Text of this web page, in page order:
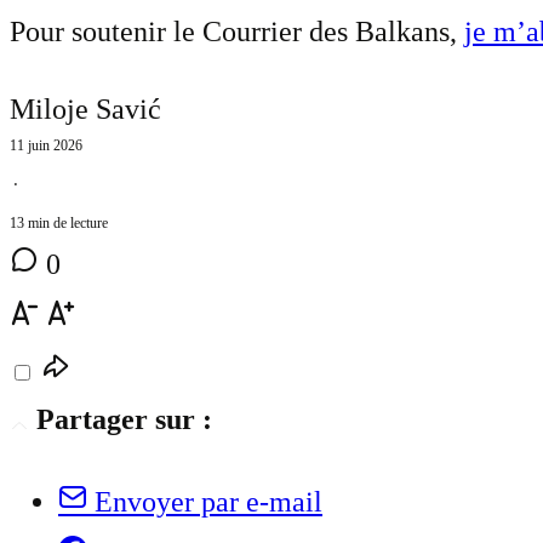
Pour soutenir le Courrier des Balkans, je
Miloje Savić
11 juin 2026
⋅
13 min de lecture
0
Partager sur :
Envoyer par e-mail